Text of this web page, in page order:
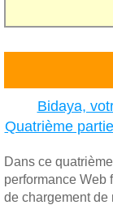
Bidaya,
Quatrième
Dans ce
performance Web
de chargement de